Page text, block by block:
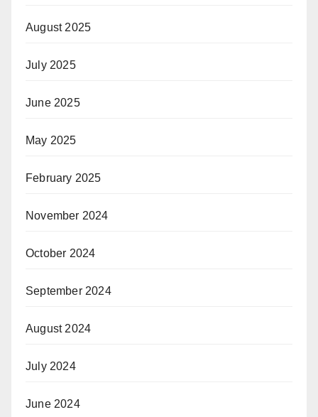
August 2025
July 2025
June 2025
May 2025
February 2025
November 2024
October 2024
September 2024
August 2024
July 2024
June 2024